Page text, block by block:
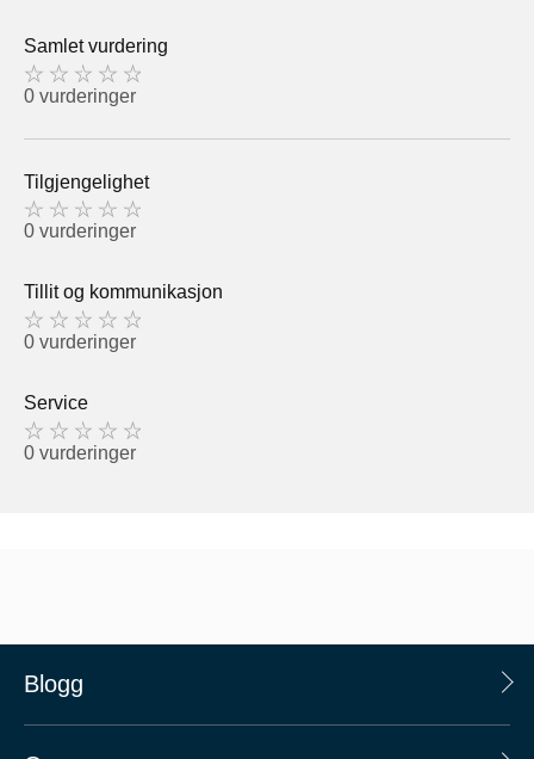
Samlet vurdering
0 vurderinger
Tilgjengelighet
0 vurderinger
Tillit og kommunikasjon
0 vurderinger
Service
0 vurderinger
Blogg